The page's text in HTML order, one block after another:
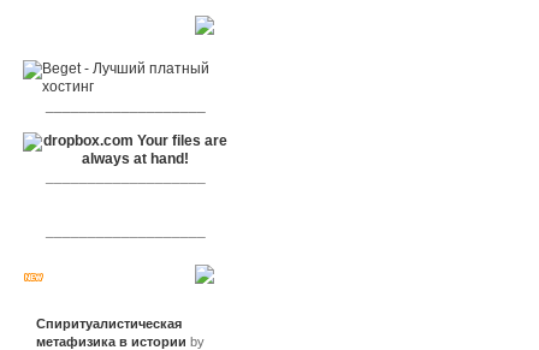
Спиритуалистическая
метафизика в истории by